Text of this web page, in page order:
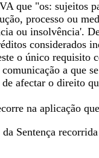
que "os: sujeitos
processo ou
ou insolvência'.
considerados
o único requisito
a que
afectar o direito
na aplicação
Sentença